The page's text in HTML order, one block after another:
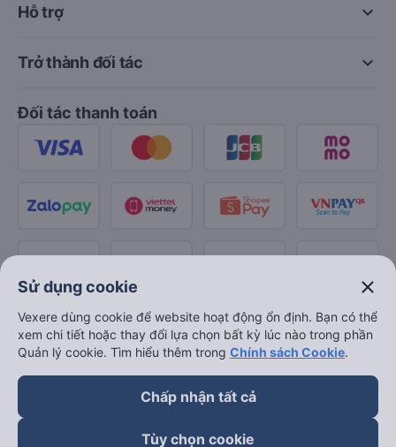
keyboard_arrow_down
Hỗ trợ
keyboard_arrow_down
Trở thành đối tác
Đối tác thanh toán
Sử dụng cookie close
Vexere dùng cookie để website hoạt động ổn định. Bạn có thể
xem chi tiết hoặc thay đổi lựa chọn bất kỳ lúc nào trong phần
Quản lý cookie. Tìm hiểu thêm trong Chính sách Cookie.
Chấp nhận tất cả
Tùy chọn cookie